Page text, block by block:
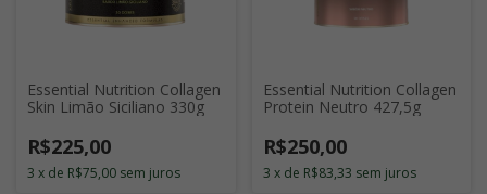
Essential Nutrition Collagen
Skin Limão Siciliano 330g
R$225,00
3 x de R$75,00 sem juros
Essential Nutrition Collagen
Protein Neutro 427,5g
R$250,00
3 x de R$83,33 sem juros